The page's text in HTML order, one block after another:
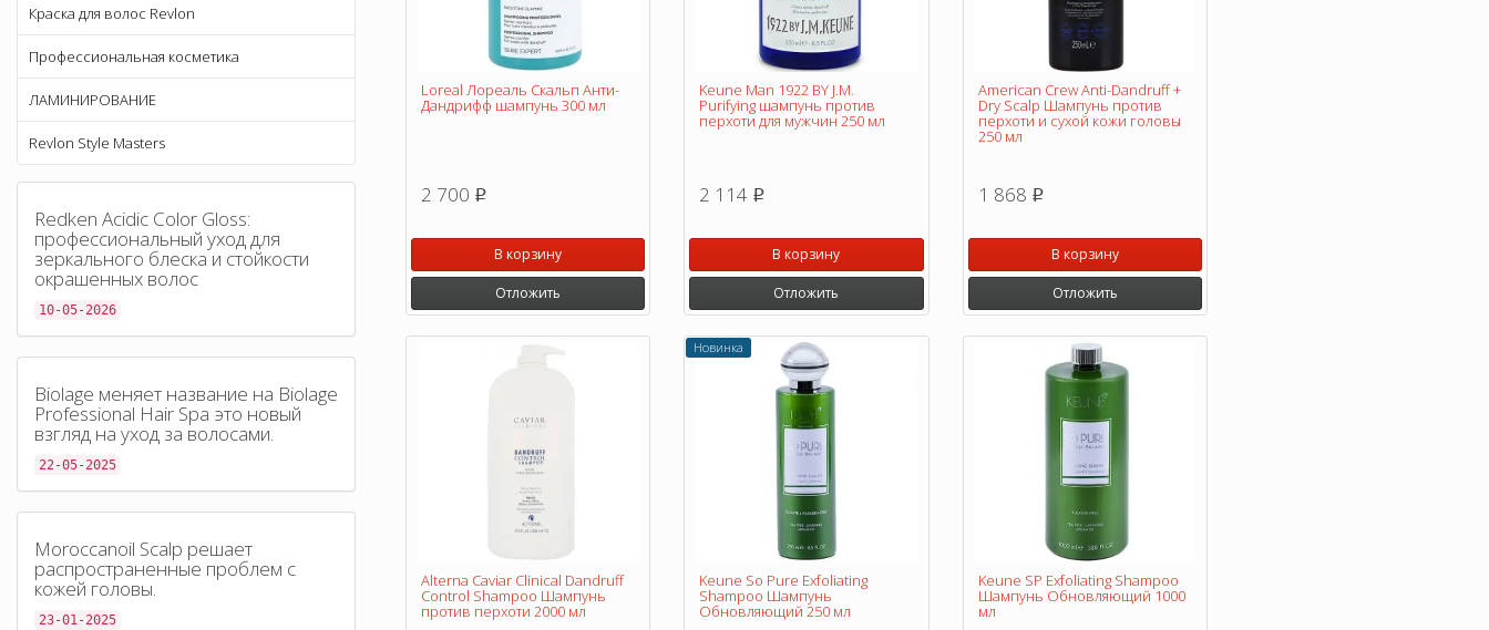
Краска для волос Revlon
Профессиональная косметика
ЛАМИНИРОВАНИЕ
Revlon Style Masters
Redken Acidic Color Gloss:
профессиональный уход для
зеркального блеска и стойкости
окрашенных волос
10-05-2026
Biolage меняет название на Biolage
Professional Hair Spa это новый
взгляд на уход за волосами.
22-05-2025
Moroccanoil Scalp решает
распространенные проблем с
кожей головы.
23-01-2025
Loreal Лореаль Скальп Анти-
Дандрифф шампунь 300 мл
2 700 p
В корзину
Отложить
Keune Man 1922 BY J.M.
Purifying шампунь против
перхоти для мужчин 250 мл
2 114 p
В корзину
Отложить
American Crew Anti-Dandruff +
Dry Scalp Шампунь против
перхоти и сухой кожи головы
250 мл
1 868 p
В корзину
Отложить
Alterna Caviar Clinical Dandruff
Control Shampoo Шампунь
против перхоти 2000 мл
Новинка
Keune So Pure Exfoliating
Shampoo Шампунь
Обновляющий 250 мл
Keune SP Exfoliating Shampoo
Шампунь Обновляющий 1000
мл